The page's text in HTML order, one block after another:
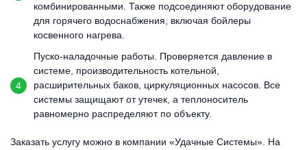
комбинированными. Также подсоединяют оборудование
для горячего водоснабжения, включая бойлеры
косвенного нагрева.
Пуско-наладочные работы. Проверяется давление в
системе, производительность котельной,
расширительных баков, циркуляционных насосов. Все
системы защищают от утечек, а теплоноситель
равномерно распределяют по объекту.
Заказать услугу можно в компании «Удачные Системы». На